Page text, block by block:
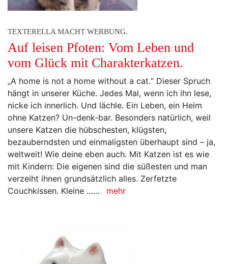
TEXTERELLA MACHT WERBUNG.
Auf leisen Pfoten: Vom Leben und
vom Glück mit Charakterkatzen.
„A home is not a home without a cat.“ Dieser Spruch
hängt in unserer Küche. Jedes Mal, wenn ich ihn lese,
nicke ich innerlich. Und lächle. Ein Leben, ein Heim
ohne Katzen? Un-denk-bar. Besonders natürlich, weil
unsere Katzen die hübschesten, klügsten,
bezauberndsten und einmaligsten überhaupt sind – ja,
weltweit! Wie deine eben auch. Mit Katzen ist es wie
mit Kindern: Die eigenen sind die süßesten und man
verzeiht ihnen grundsätzlich alles. Zerfetzte
Couchkissen. Kleine ……
mehr